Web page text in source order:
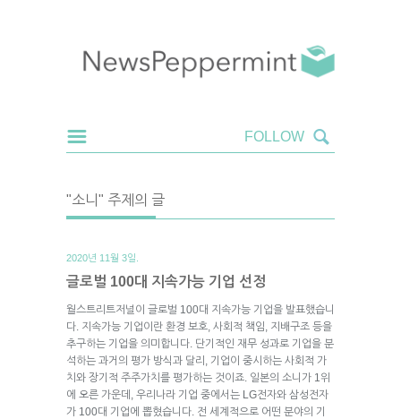
"소니" 주제의 글
2020년 11월 3일.
글로벌 100대 지속가능 기업 선정
월스트리트저널이 글로벌 100대 지속가능 기업을 발표했습니
다. 지속가능 기업이란 환경 보호, 사회적 책임, 지배구조 등을
추구하는 기업을 의미합니다. 단기적인 재무 성과로 기업을 분
석하는 과거의 평가 방식과 달리, 기업이 중시하는 사회적 가
치와 장기적 주주가치를 평가하는 것이죠. 일본의 소니가 1위
에 오른 가운데, 우리나라 기업 중에서는 LG전자와 삼성전자
가 100대 기업에 뽑혔습니다. 전 세계적으로 어떤 분야의 기